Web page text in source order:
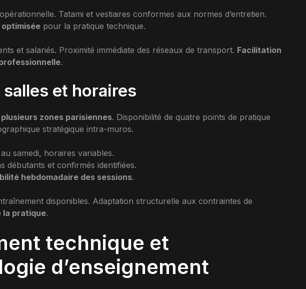
Tatami et vestiaires conformes aux normes d’entretien.
pour la pratique technique.
et salariés. Proximité immédiate des réseaux de transport. Facilitation
.
salles et horaires
zones parisiennes. Disponibilité de quatre points de pratique
stratégique intra-muros.
samedi, horaires variables.
débutants et confirmés identifiées.
hebdomadaire des sessions.
disponibles. Adaptation structurelle aux contraintes de
la pratique.
technique et
d’enseignement